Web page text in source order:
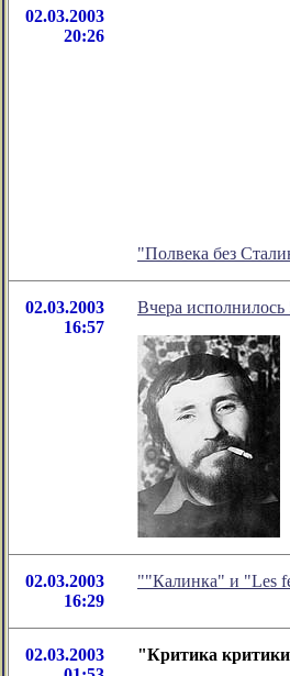
02.03.2003
20:26
"Полвека без
02.03.2003
16:57
Вчера
02.03.2003
16:29
""Калинка" и "Les
02.03.2003
"Критика